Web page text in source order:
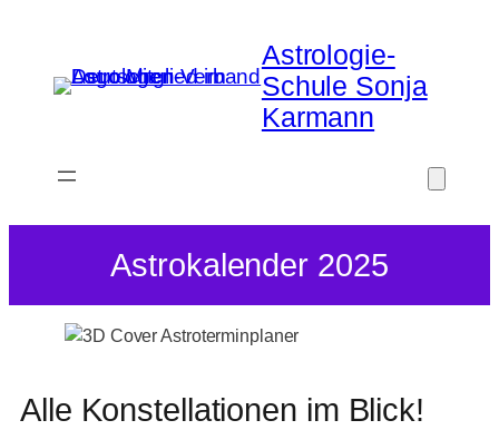
springen
Astrologie-
Schule Sonja
Karmann
Astrokalender 2025
Alle Konstellationen im Blick!